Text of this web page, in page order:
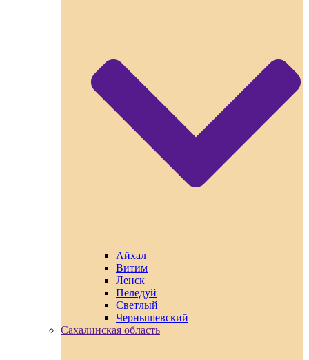
Айхал
Витим
Ленск
Пеледуй
Светлый
Чернышевский
Сахалинская область